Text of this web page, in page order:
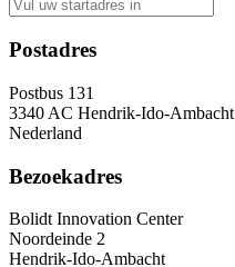
Postadres
Postbus 131
3340 AC Hendrik-Ido-Ambacht
Nederland
Bezoekadres
Bolidt Innovation Center
Noordeinde 2
Hendrik-Ido-Ambacht